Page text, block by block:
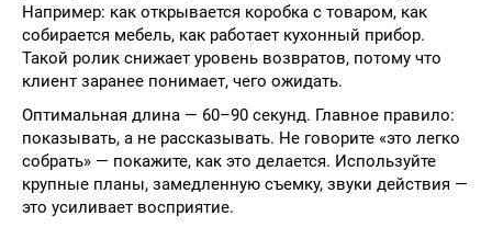
Например: как открывается коробка с товаром, как
собирается мебель, как работает кухонный прибор.
Такой ролик снижает уровень возвратов, потому что
клиент заранее понимает, чего ожидать.
Оптимальная длина — 60–90 секунд. Главное правило:
показывать, а не рассказывать. Не говорите «это легко
собрать» — покажите, как это делается. Используйте
крупные планы, замедленную съемку, звуки действия —
это усиливает восприятие.